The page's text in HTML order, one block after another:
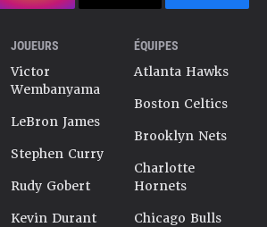
JOUEURS
Victor
Wembanyama
LeBron James
Stephen Curry
Rudy Gobert
Kevin Durant
ÉQUIPES
Atlanta Hawks
Boston Celtics
Brooklyn Nets
Charlotte
Hornets
Chicago Bulls